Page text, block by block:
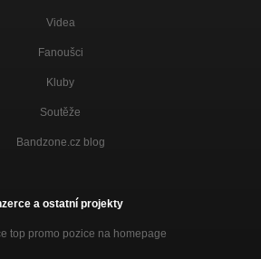
Videa
Fanoušci
Kluby
Soutěže
Bandzone.cz blog
a ostatní projekty
top promo pozice na homepage